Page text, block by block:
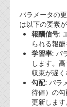
パラメータの
は以下の要素
報酬信号:
られる報
学習率: パ
します。
収束が遅く
勾配: パラ
待値）の
更新します